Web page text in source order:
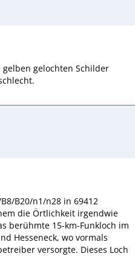
gelochten Schilder
B20/n1/n28 in 69412
die Örtlichkeit irgendwie
berühmte 15-km-Funkloch im
Hesseneck, wo vormals
versorgte. Dieses Loch